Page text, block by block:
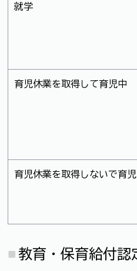
就学
育児休業を取得して育児中
育児休業を取得しないで育
教育・保育給付認